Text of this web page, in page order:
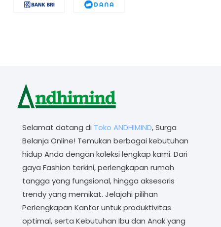
Selamat datang di Toko ANDHIMIND, Surga
Belanja Online! Temukan berbagai kebutuhan
hidup Anda dengan koleksi lengkap kami. Dari
gaya Fashion terkini, perlengkapan rumah
tangga yang fungsional, hingga aksesoris
trendy yang memikat. Jelajahi pilihan
Perlengkapan Kantor untuk produktivitas
optimal, serta Kebutuhan Ibu dan Anak yang